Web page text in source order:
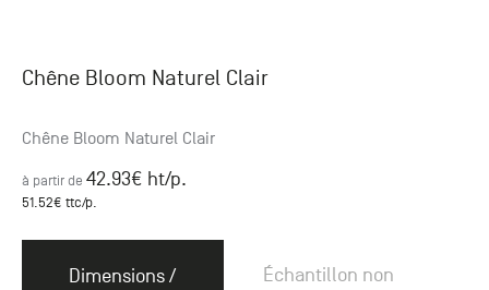
Chêne Bloom Naturel Clair
Chêne Bloom Naturel Clair
à partir de 42.93€ ht/p.
51.52€ ttc/p.
Dimensions /
Échantillon non